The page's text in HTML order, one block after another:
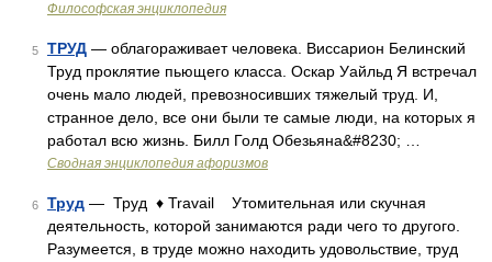
Философская энциклопедия
5 ТРУД — облагораживает человека. Виссарион Белинский
Труд проклятие пьющего класса. Оскар Уайльд Я встречал
очень мало людей, превозносивших тяжелый труд. И,
странное дело, все они были те самые люди, на которых я
работал всю жизнь. Билл Голд Обезьяна&#8230; …
Сводная энциклопедия афоризмов
6 Труд — Труд ♦ Travail Утомительная или скучная
деятельность, которой занимаются ради чего то другого.
Разумеется, в труде можно находить удовольствие, труд